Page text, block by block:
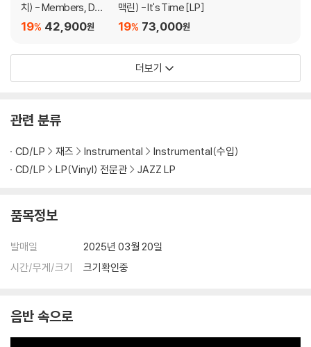
치) - Members, Do
n't Git Weary [LP]
42,900원
19%
맥린) - It's Time [LP]
73,000원
19%
더보기
관련 분류
CD/LP 재즈 Instrumental
Instrumental(수입)
CD/LP
LP(Vinyl) 전문관 JAZZ LP
품목정보
발매일
2025년 03월 20일
시간/무게/크기
크기확인중
음반 속으로